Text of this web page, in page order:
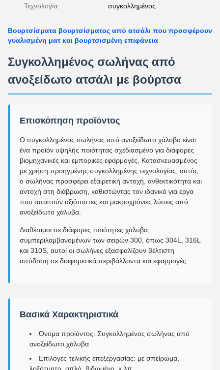
Τεχνολογία: συγκολλημένος
Βουρτσίσματα βουρτσίσματος από ατσάλι που προσφέρουν
γυαλισμένη ματ και βουρτσισμένη επιφάνεια
Συγκολλημένος σωλήνας από
ανοξείδωτο ατσάλι με βούρτσα
Επισκόπηση προϊόντος
Ο συγκολλημένος σωλήνας από ανοξείδωτο χάλυβα είναι
ένα προϊόν υψηλής ποιότητας σχεδιασμένο για διάφορες
βιομηχανικές και εμπορικές εφαρμογές. Κατασκευασμένος
με χρήση προηγμένης συγκολλημένης τεχνολογίας, αυτός
ο σωλήνας προσφέρει εξαιρετική αντοχή, ανθεκτικότητα και
αντοχή στη διάβρωση, καθιστώντας τον ιδανικό για έργα
που απαιτούν αξιόπιστες και μακροχρόνιες λύσεις από
ανοξείδωτο χάλυβα.
Διαθέσιμοι σε διάφορες ποιότητες χάλυβα,
συμπεριλαμβανομένων των σειρών 300, όπως 304L, 316L
και 310S, αυτοί οι σωλήνες εξασφαλίζουν βέλτιστη
απόδοση σε διαφορετικά περιβάλλοντα και εφαρμογές.
Βασικά Χαρακτηριστικά
Όνομα προϊόντος: Συγκολλημένος σωλήνας από
ανοξείδωτο χάλυβα
Επιλογές τελικής επεξεργασίας: με σπείρωμα,